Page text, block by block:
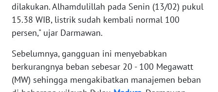
dilakukan. Alhamdulillah pada Senin (13/02) pukul
15.38 WIB, listrik sudah kembali normal 100
persen," ujar Darmawan.
Sebelumnya, gangguan ini menyebabkan
berkurangnya beban sebesar 20 - 100 Megawatt
(MW) sehingga mengakibatkan manajemen beban
WN
PAPUA
WN
PAPUA
BARAT